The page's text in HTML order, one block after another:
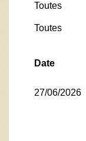
Toutes
Toutes
Date
27/06/2026